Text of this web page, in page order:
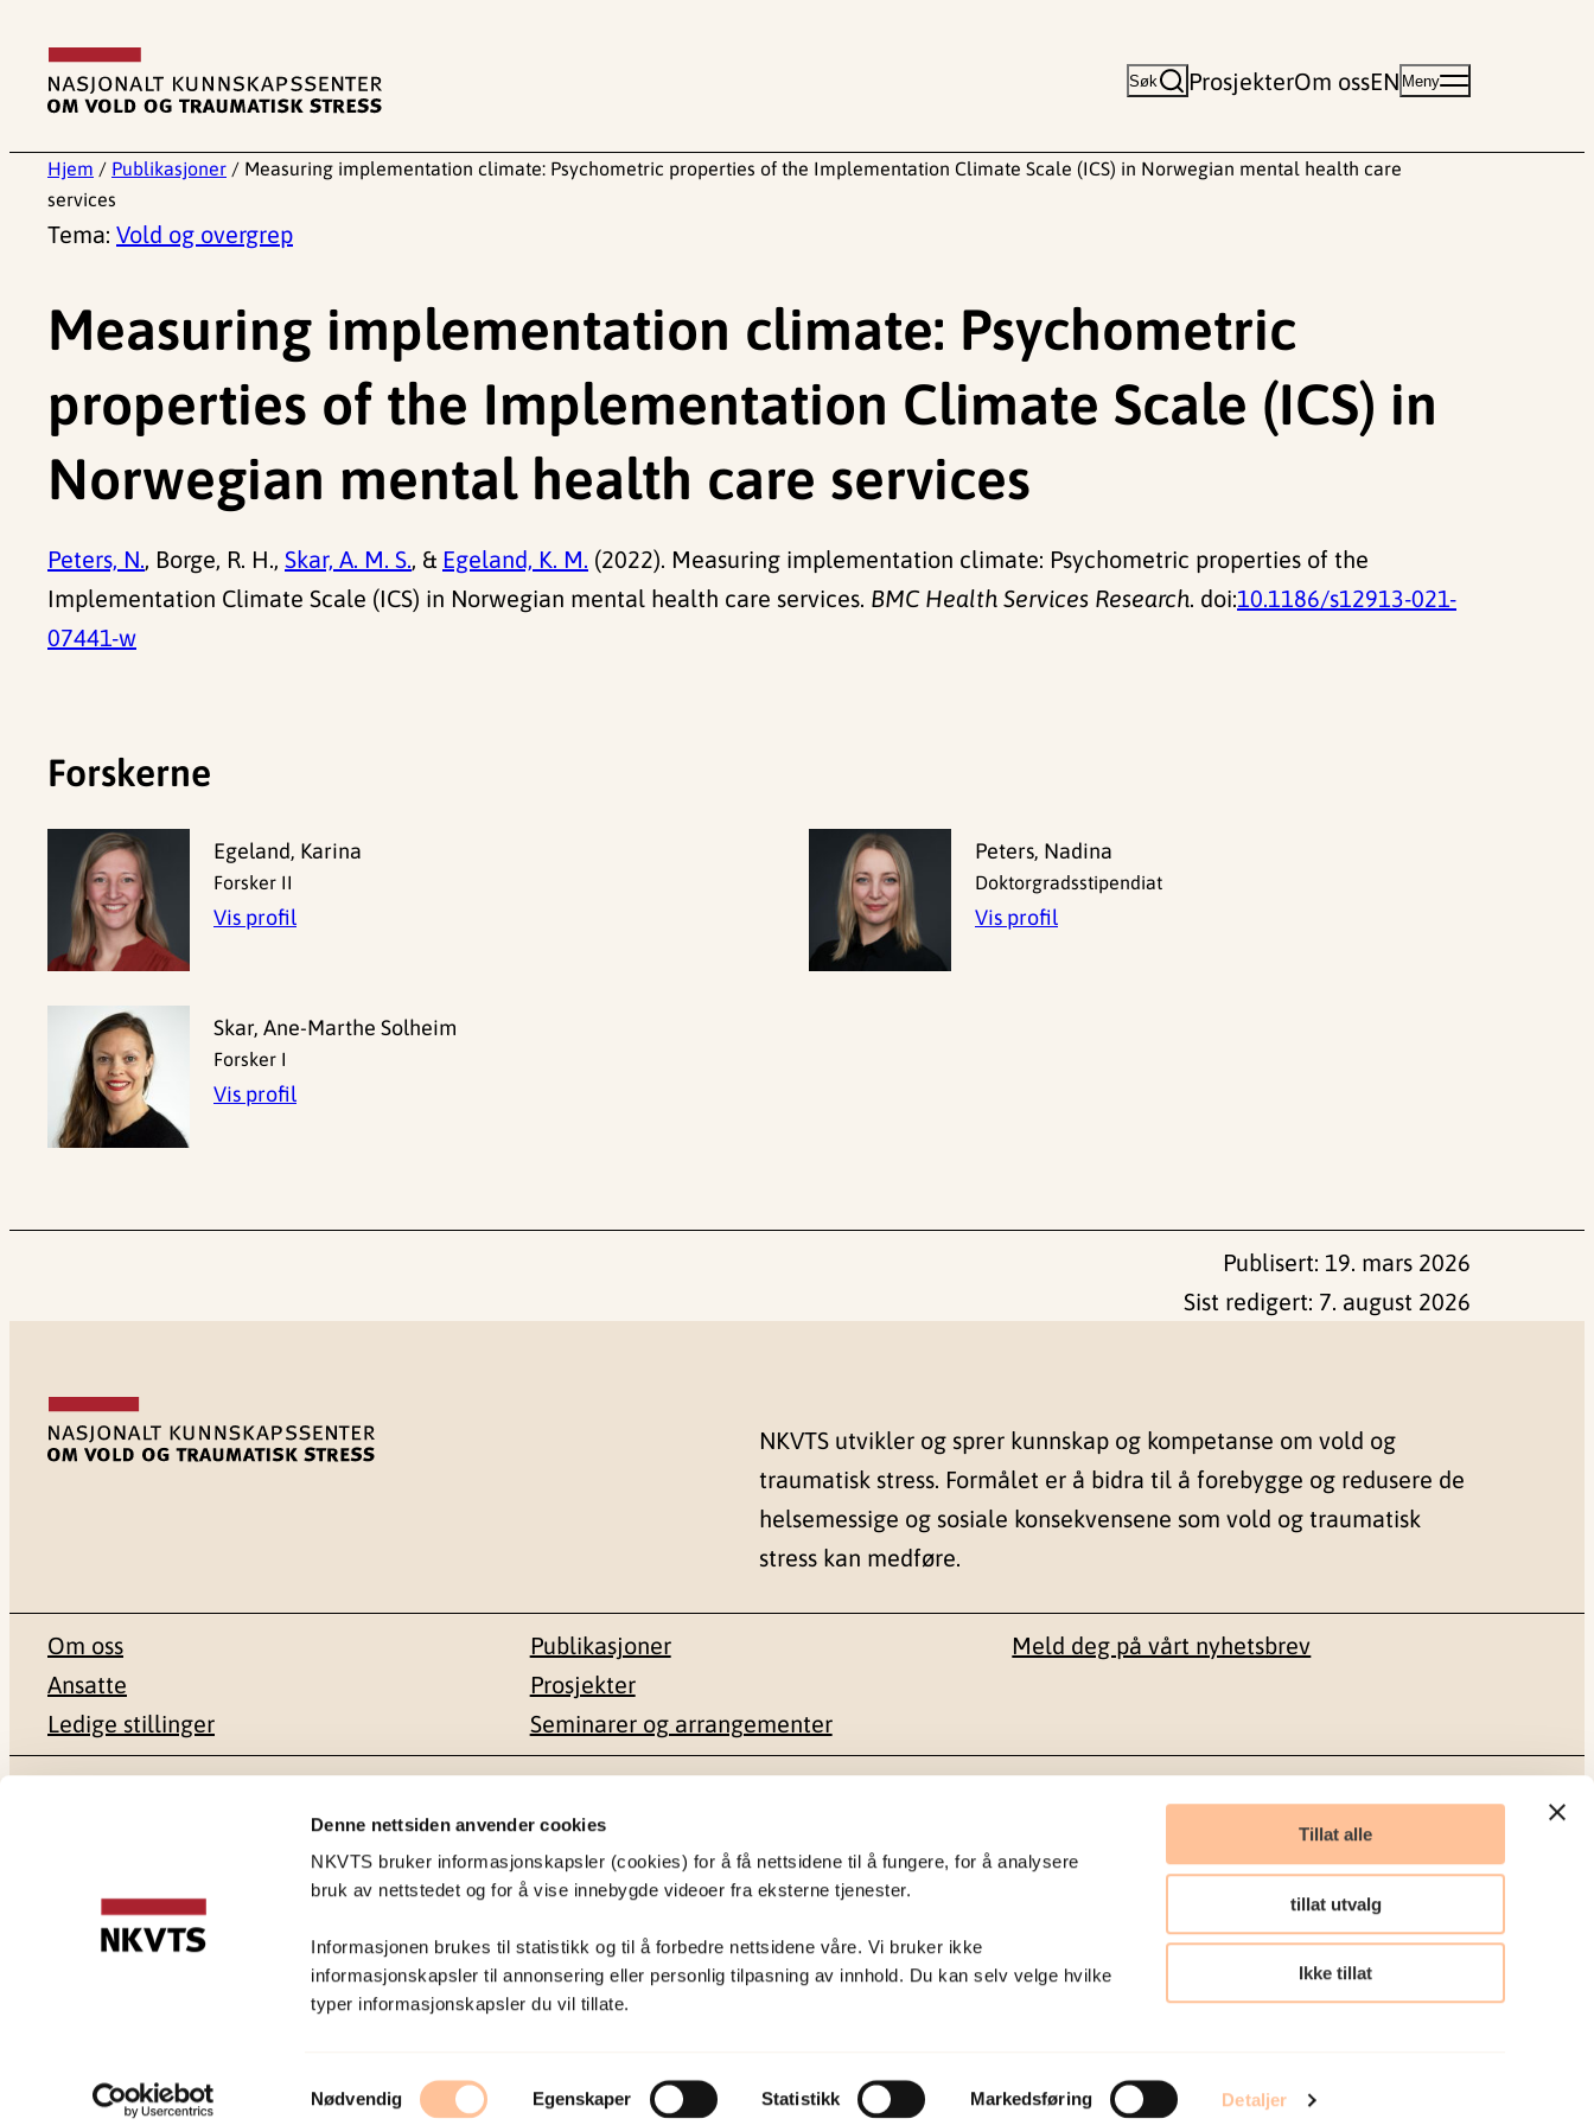
Denne nettsiden anvender cookies
NKVTS bruker informasjonskapsler (cookies) for å få nettsidene til å fungere, for å analysere
bruk av nettstedet og for å vise innebygde videoer fra eksterne tjenester.
Informasjonen brukes til statistikk og til å forbedre nettsidene våre. Vi bruker ikke
informasjonskapsler til annonsering eller personlig tilpasning av innhold. Du kan selv velge hvilke
typer informasjonskapsler du vil tillate.
Samtykkevalg
Nødvendig Egenskaper Statistikk Markedsføring Detaljer
Tillat alle
tillat utvalg
Ikke tillat
innhold
Søk ProsjekterOm ossEN Meny
Hjem / Publikasjoner / Measuring implementation climate: Psychometric properties of the Implementation Climate Scale (ICS) in Norwegian mental health care
services
Tema: Vold og overgrep
Measuring implementation climate: Psychometric
properties of the Implementation Climate Scale (ICS) in
Norwegian mental health care services
Peters, N., Borge, R. H., Skar, A. M. S., & Egeland, K. M. (2022). Measuring implementation climate: Psychometric properties of the
Implementation Climate Scale (ICS) in Norwegian mental health care services. BMC Health Services Research. doi:10.1186/s12913-021-
07441-w
Forskerne
Egeland, Karina
Forsker II
Vis profil
Peters, Nadina
Doktorgradsstipendiat
Vis profil
Skar, Ane-Marthe Solheim
Forsker I
Vis profil
Publisert: 19. mars 2026
Sist redigert: 7. august 2026
NKVTS utvikler og sprer kunnskap og kompetanse om vold og
traumatisk stress. Formålet er å bidra til å forebygge og redusere de
helsemessige og sosiale konsekvensene som vold og traumatisk
stress kan medføre.
Om oss
Ansatte
Ledige stillinger
Publikasjoner
Prosjekter
Seminarer og arrangementer
Meld deg på vårt nyhetsbrev
0409 Oslo
Besøksadresse
Gullhaugveien 1-3
22 59 55 00
postmottak@nkvts.no
Sosiale medier
Facebook
LinkedIn